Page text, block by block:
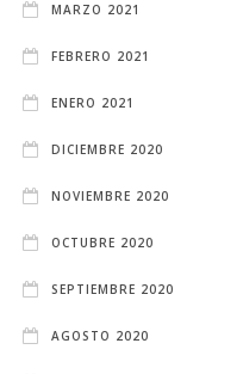
MARZO 2021
FEBRERO 2021
ENERO 2021
DICIEMBRE 2020
NOVIEMBRE 2020
OCTUBRE 2020
SEPTIEMBRE 2020
AGOSTO 2020